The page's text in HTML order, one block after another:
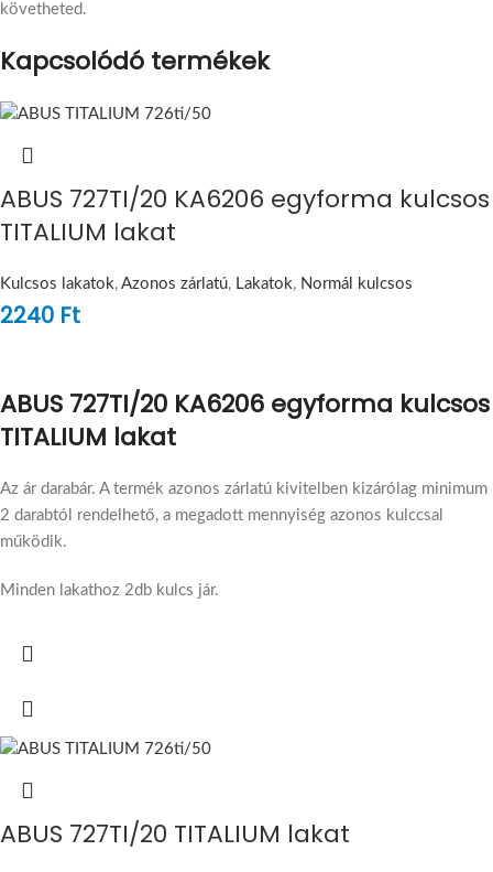
követheted.
Kapcsolódó termékek
ABUS 727TI/20 KA6206 egyforma kulcsos
TITALIUM lakat
Kulcsos lakatok, Azonos zárlatú, Lakatok, Normál kulcsos
2240 Ft
ABUS 727TI/20 KA6206 egyforma kulcsos
TITALIUM lakat
Az ár darabár. A termék azonos zárlatú kivitelben kizárólag minimum
2 darabtól rendelhető, a megadott mennyiség azonos kulccsal
működik.
Minden lakathoz 2db kulcs jár.
ABUS 727TI/20 TITALIUM lakat